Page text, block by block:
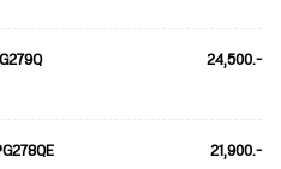
24,500.-
21,900.-